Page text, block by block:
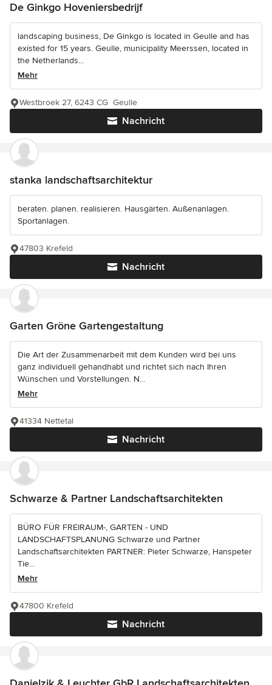
De Ginkgo Hoveniersbedrijf
landscaping business, De Ginkgo is located in Geulle and has
existed for 15 years. Geulle, municipality Meerssen, located in
the Netherlands...
Mehr
Nachricht
Westbroek 27, 6243 CG Geulle
stanka landschaftsarchitektur
beraten. planen. realisieren. Hausgärten. Außenanlagen.
Sportanlagen.
Nachricht
47803 Krefeld
Garten Gröne Gartengestaltung
Die Art der Zusammenarbeit mit dem Kunden wird bei uns
ganz individuell gehandhabt und richtet sich nach Ihren
Wünschen und Vorstellungen. N...
Mehr
Nachricht
41334 Nettetal
Schwarze & Partner Landschaftsarchitekten
BÜRO FÜR FREIRAUM-, GARTEN - UND
LANDSCHAFTSPLANUNG Schwarze und Partner
Landschaftsarchitekten PARTNER: Pieter Schwarze, Hanspeter
Tie...
Mehr
Nachricht
47800 Krefeld